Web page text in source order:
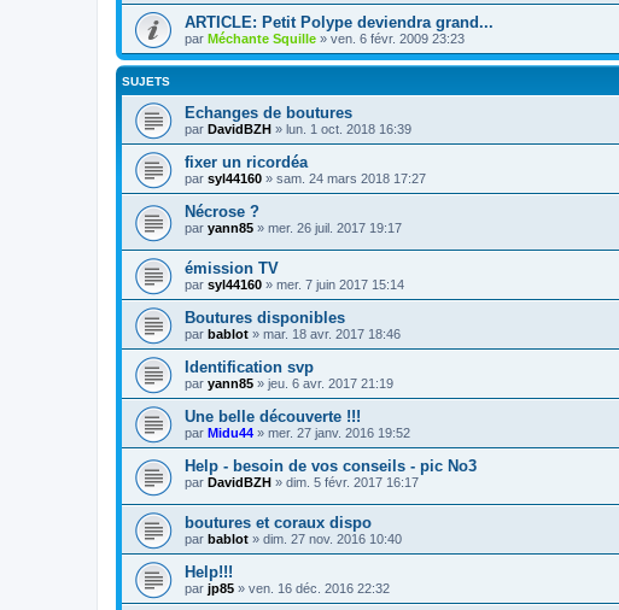
ARTICLE: Petit Polype deviendra grand...
par Méchante Squille » ven. 6 févr. 2009 23:23
SUJETS
Echanges de boutures
par DavidBZH » lun. 1 oct. 2018 16:39
fixer un ricordéa
par syl44160 » sam. 24 mars 2018 17:27
Nécrose ?
par yann85 » mer. 26 juil. 2017 19:17
émission TV
par syl44160 » mer. 7 juin 2017 15:14
Boutures disponibles
par bablot » mar. 18 avr. 2017 18:46
Identification svp
par yann85 » jeu. 6 avr. 2017 21:19
Une belle découverte !!!
par Midu44 » mer. 27 janv. 2016 19:52
Help - besoin de vos conseils - pic No3
par DavidBZH » dim. 5 févr. 2017 16:17
boutures et coraux dispo
par bablot » dim. 27 nov. 2016 10:40
Help!!!
par jp85 » ven. 16 déc. 2016 22:32